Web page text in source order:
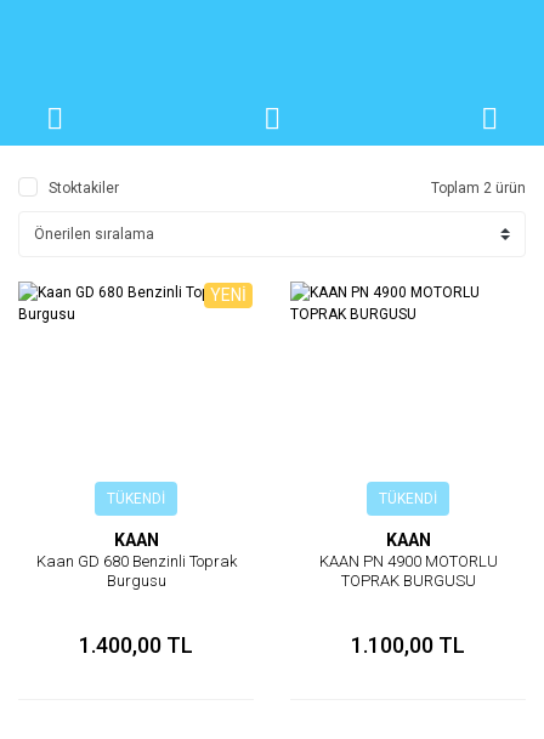
Stoktakiler Toplam 2 ürün
YENİ
TÜKENDİ
KAAN
Kaan GD 680 Benzinli Toprak
Burgusu
1.400,00 TL
TÜKENDİ
KAAN
KAAN PN 4900 MOTORLU
TOPRAK BURGUSU
1.100,00 TL